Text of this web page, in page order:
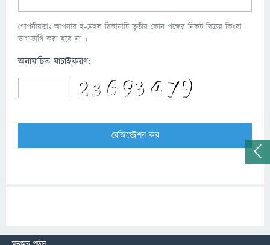
গোপনীয়তাঃ আপনার ই-মেইল ঠিকানাটি তৃতীয় কোন পক্ষের নিকট বিক্রয় কিংবা
ভাগাভাগি করা হবে না ।
অনাযাচিত যাচাইকরণ: